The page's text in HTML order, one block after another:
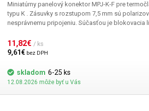
Miniatúrny panelový konektor MPJ-K-F pre
typu K . Zásuvky s rozstupom 7,5 mm sú
nesprávnemu pripojeniu. Súčasťou je blokovacia
11,82€ / ks
9,61€ bez DPH
skladom 6-25 ks
12.08.2026 môže byť u Vás